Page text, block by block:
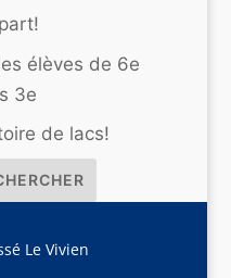
élèves de 6e
3e
de lacs!
Le Vivien